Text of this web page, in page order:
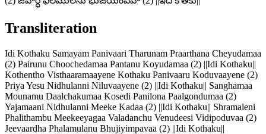
Transliteration
Idi Kothaku Samayam Panivaari Tharunam Praarthana Cheyudamaa
(2) Pairunu Choochedamaa Pantanu Koyudamaa (2) ||Idi Kothaku||
Kothentho Visthaaramaayene Kothaku Panivaaru Koduvaayene (2)
Priya Yesu Nidhulanni Niluvaayene (2) ||Idi Kothaku|| Sanghamaa
Mounamu Daalchakumaa Kosedi Panilona Paalgondumaa (2)
Yajamaani Nidhulanni Meeke Kadaa (2) ||Idi Kothaku|| Shramaleni
Phalithambu Meekeeyagaa Valadanchu Venudeesi Vidipoduvaa (2)
Jeevaardha Phalamulanu Bhujiyimpavaa (2) ||Idi Kothaku||